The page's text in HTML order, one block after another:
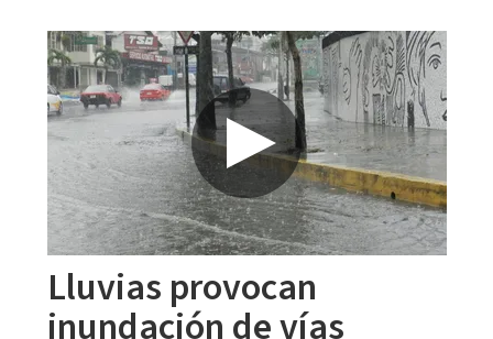
Lluvias provocan
inundación de vías